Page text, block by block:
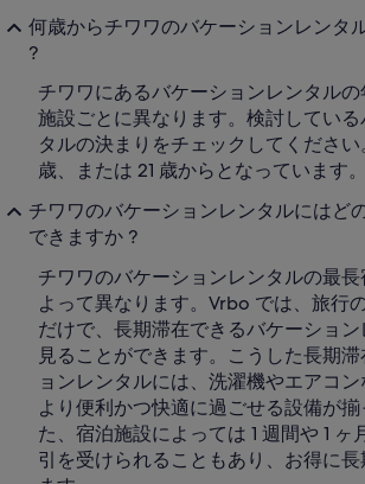
何歳からチワワのバケーションレンタ
?
チワワにあるバケーションレンタル
施設ごとに異なります。検討してい
タルの決まりをチェックしてください
歳、または 21 歳からとなっています。
チワワのバケーションレンタルにはど
できますか ?
チワワのバケーションレンタルの最
よって異なります。Vrbo では、旅行
だけで、長期滞在できるバケーショ
見ることができます。こうした長期
ョンレンタルには、洗濯機やエアコ
より便利かつ快適に過ごせる設備が揃
た、宿泊施設によっては 1 週間や 1 ヶ
引を受けられることもあり、お得に